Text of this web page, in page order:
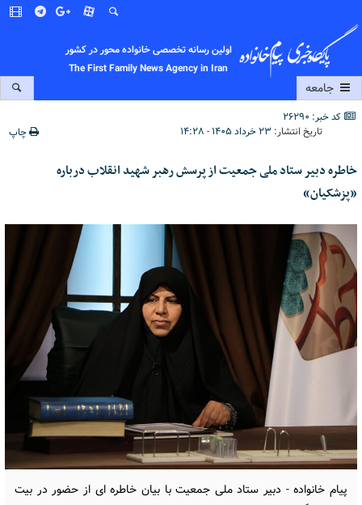
اولین رسانه تخصصی خانواده محور در کشور
The First Family News Agency in Iran
جامعه
کد خبر: 26290
تاریخ انتشار:۲۳ خرداد ۱۴۰۵ - ۱۴:۲۸ چاپ
خاطره دبیر ستاد ملی جمعیت از پرسش رهبر شهید انقلاب درباره
«پزشکیان»
پیام خانواده - دبیر ستاد ملی جمعیت با بیان خاطره ای از حضور در بیت